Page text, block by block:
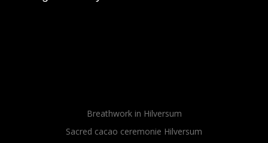
Breathwork in Hilversum
Sacred cacao ceremonie Hilversum